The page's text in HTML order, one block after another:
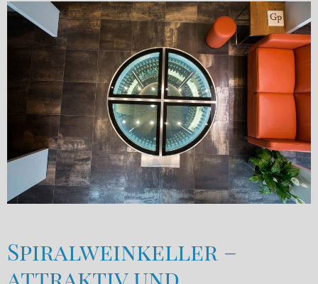
Spiralweinkeller –